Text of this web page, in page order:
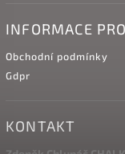
INFORMACE
Obchodní podmínky
Gdpr
KONTAKT